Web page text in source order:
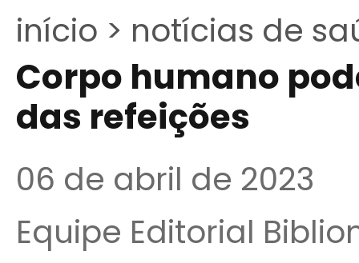
início > notícias de
Corpo humano
das refeições
06 de abril de 2023
Equipe Editorial